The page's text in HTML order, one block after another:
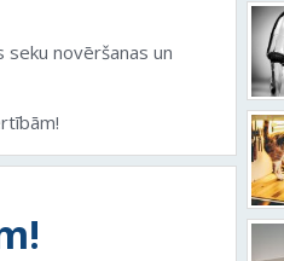
novēršanas un